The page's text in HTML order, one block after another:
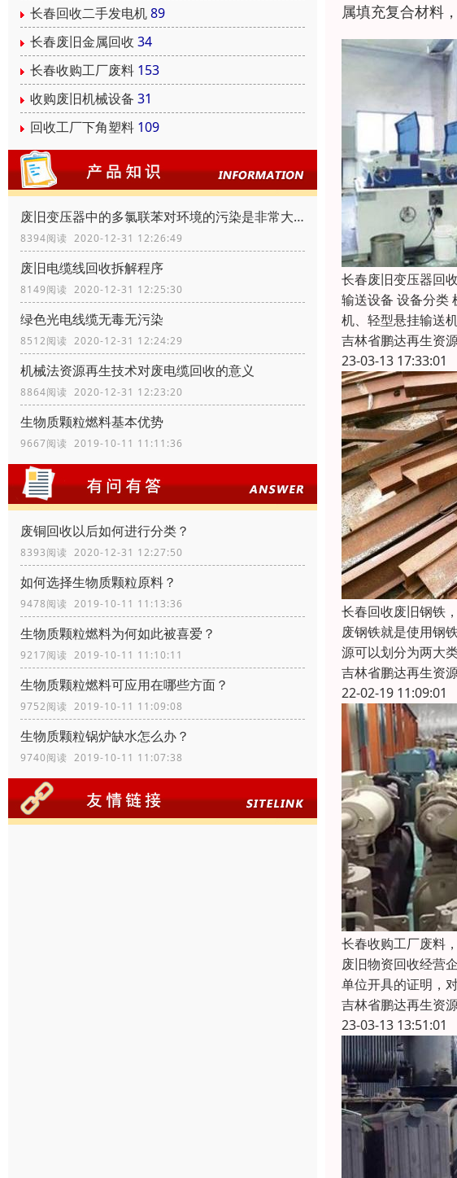
长春回收二手发电机89
长春废旧金属回收 34
长春收购工厂废料 153
收购废旧机械设备 31
回收工厂下角塑料 109
废旧变压器中的多氯联苯对环境的污染是非常大的
8394阅读 2020-12-31 12:26:49
废旧电缆线回收拆解程序
8149阅读 2020-12-31 12:25:30
绿色光电线缆无毒无污染
8512阅读 2020-12-31 12:24:29
机械法资源再生技术对废电缆回收的意义
8864阅读 2020-12-31 12:23:20
生物质颗粒燃料基本优势
9667阅读 2019-10-11 11:11:36
废铜回收以后如何进行分类？
8393阅读 2020-12-31 12:27:50
如何选择生物质颗粒原料？
9478阅读 2019-10-11 11:13:36
生物质颗粒燃料为何如此被喜爱？
9217阅读 2019-10-11 11:10:11
生物质颗粒燃料可应用在哪些方面？
9752阅读 2019-10-11 11:09:08
生物质颗粒锅炉缺水怎么办？
9740阅读 2019-10-11 11:07:38
属填充复合材料
长春废旧变压器回
输送设备 设备分类
机、轻型悬挂输送
吉林省鹏达再生资
23-03-13 17:33:01
长春回收废旧钢铁
废钢铁就是使用钢
源可以划分为两大
吉林省鹏达再生资
22-02-19 11:09:01
长春收购工厂废料
废旧物资回收经营
单位开具的证明，
吉林省鹏达再生资
23-03-13 13:51:01